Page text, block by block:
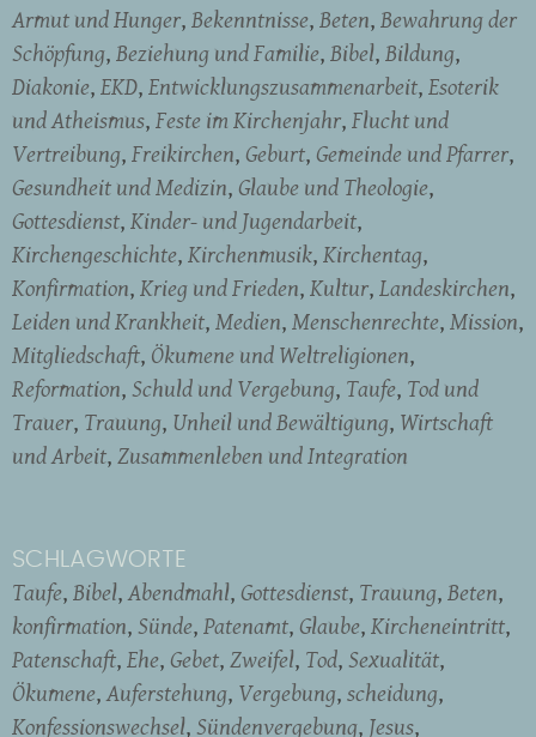
Armut und Hunger Bekenntnisse Beten Bewahrung der
Schöpfung Beziehung und Familie Bibel Bildung
Diakonie EKD Entwicklungszusammenarbeit Esoterik
und Atheismus Feste im Kirchenjahr Flucht und
Vertreibung Freikirchen Geburt Gemeinde und Pfarrer
Gesundheit und Medizin Glaube und Theologie
Gottesdienst Kinder- und Jugendarbeit
Kirchengeschichte Kirchenmusik Kirchentag
Konfirmation Krieg und Frieden Kultur Landeskirchen
Leiden und Krankheit Medien Menschenrechte Mission
Mitgliedschaft Ökumene und Weltreligionen
Reformation Schuld und Vergebung Taufe Tod und
Trauer Trauung Unheil und Bewältigung Wirtschaft
und Arbeit Zusammenleben und Integration
SCHLAGWORTE
Taufe Bibel Abendmahl Gottesdienst Trauung Beten
konfirmation Sünde Patenamt Glaube Kircheneintritt
Patenschaft Ehe Gebet Zweifel Tod Sexualität
Ökumene Auferstehung Vergebung scheidung
Konfessionswechsel Sündenvergebung Jesus